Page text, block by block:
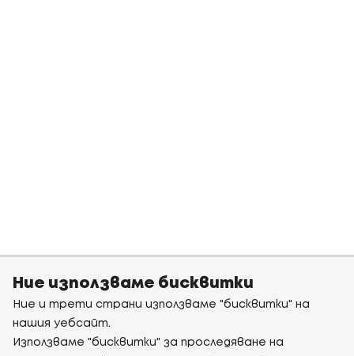
Ние използваме бисквитки
Ние и трети страни използваме "бисквитки" на
нашия уебсайт.
Използваме "бисквитки" за проследяване на